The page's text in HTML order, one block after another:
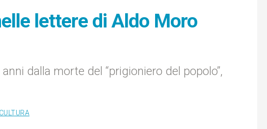
lettere di Aldo Moro
dalla morte del “prigioniero del popolo”,